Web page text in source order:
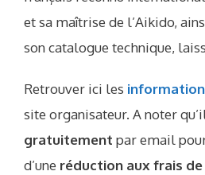
et sa maîtrise de l’Aikido,
son catalogue technique,
Retrouver ici les
site organisateur. A noter
gratuitement par email
d’une réduction aux frais